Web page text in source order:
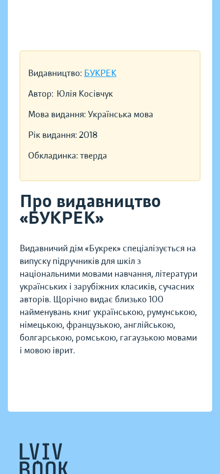
Видавництво: БУКРЕК
Автор: Юлія Косівчук
Мова видання: Українська мова
Рік видання: 2018
Обкладинка: тверда
Про видавництво
«БУКРЕК»
Видавничий дім «Букрек» спеціалізується на
випуску підручників для шкіл з
національними мовами навчання, літератури
українських і зарубіжних класиків, сучасних
авторів. Щорічно видає близько 100
найменувань книг українською, румунською,
німецькою, французькою, англійською,
болгарською, ромською, гагаузькою мовами
і мовою іврит.